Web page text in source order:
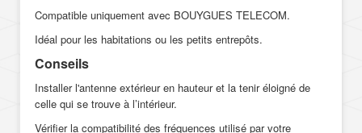
Compatible uniquement avec BOUYGUES TELECOM.
Idéal pour les habitations ou les petits entrepôts.
Conseils
Installer l'antenne extérieur en hauteur et la tenir éloigné de
celle qui se trouve à l’intérieur.
Vérifier la compatibilité des fréquences utilisé par votre